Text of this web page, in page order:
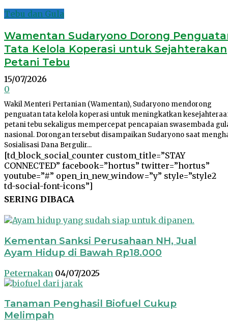
Tebu dan Gula
Wamentan Sudaryono Dorong
Tata Kelola Koperasi untuk Sejahterakan
Petani Tebu
15/07/2026
0
Wakil Menteri Pertanian (Wamentan), Sudaryono mendorong
penguatan tata kelola koperasi untuk meningkatkan
petani tebu sekaligus mempercepat pencapaian swasembada
nasional. Dorongan tersebut disampaikan Sudaryono saat
Sosialisasi Dana Bergulir...
[td_block_social_counter custom_title=”STAY
CONNECTED” facebook=”hortus” twitter=”hortus”
youtube=”#” open_in_new_window=”y” style=”style2
td-social-font-icons”]
SERING DIBACA
Kementan Sanksi Perusahaan NH, Jual
Ayam Hidup di Bawah Rp18.000
Peternakan 04/07/2025
Tanaman Penghasil Biofuel Cukup
Melimpah